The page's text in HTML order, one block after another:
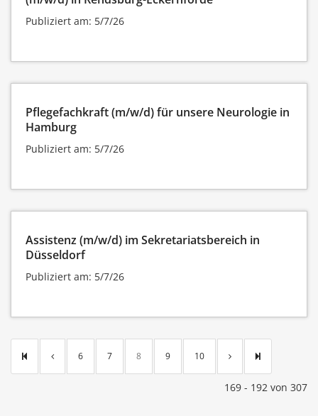
Publiziert am: 5/7/26
Pflegefachkraft (m/w/d) für unsere Neurologie in
Hamburg
Publiziert am: 5/7/26
Assistenz (m/w/d) im Sekretariatsbereich in
Düsseldorf
Publiziert am: 5/7/26
6 7 8 9 10
169 - 192 von 307